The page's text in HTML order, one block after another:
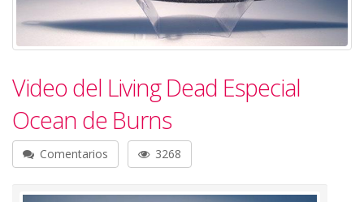
Video del Living Dead Especial
Ocean de Burns
Comentarios 3268